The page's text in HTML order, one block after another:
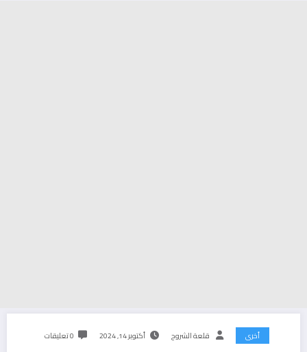
أخرى قلعة الشروح أكتوبر 14, 2024 0 تعليقات